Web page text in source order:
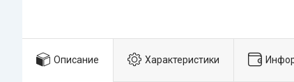
Описание Характеристики